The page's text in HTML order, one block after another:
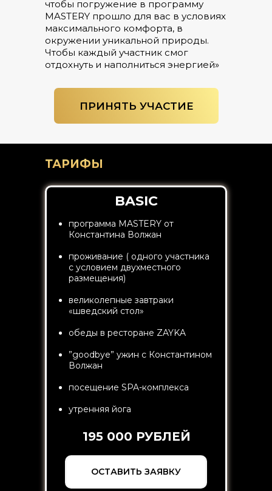
- ВО ВСЕХ НОМЕРАХ ЕСТЬ КАМИН.
чтобы погружение в программу
MASTERY прошло для вас в условиях
максимального комфорта, в
окружении уникальной природы.
Чтобы каждый участник смог
отдохнуть и наполниться энергией»
ПРИНЯТЬ УЧАСТИЕ
программа MASTERY от
Константина Волжан
проживание ( одного участника
с условием двухместного
размещения)
великолепные завтраки
«шведский стол»
обеды в ресторане ZAYKA
”goodbye” ужин с Константином
Волжан
посещение SPA-комплекса
утренняя йога
BASIC
195 000 РУБЛЕЙ
ОСТАВИТЬ ЗАЯВКУ
ТАРИФЫ